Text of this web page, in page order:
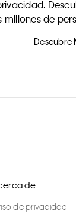
de
Descubre
de
de privacidad